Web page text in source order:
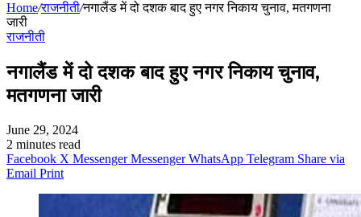
Home/राजनीती/नगालैंड में दो दशक बाद हुए नगर निकाय चुनाव, मतगणना
जारी
राजनीती
नगालैंड में दो दशक बाद हुए नगर निकाय चुनाव,
मतगणना जारी
June 29, 2024
2 minutes read
Facebook X Messenger Messenger WhatsApp Telegram Share via
Email Print